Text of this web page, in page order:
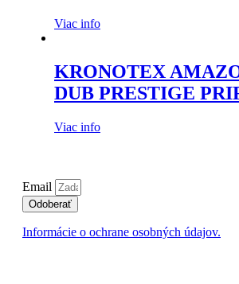
Viac info
KRONOTEX
DUB PRESTIGE
Viac info
Email
Odoberať
Informácie o ochrane osobných údajov.